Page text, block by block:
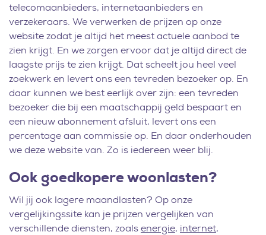
telecomaanbieders, internetaanbieders en
verzekeraars. We verwerken de prijzen op onze
website zodat je altijd het meest actuele aanbod te
zien krijgt. En we zorgen ervoor dat je altijd direct de
laagste prijs te zien krijgt. Dat scheelt jou heel veel
zoekwerk en levert ons een tevreden bezoeker op. En
daar kunnen we best eerlijk over zijn: een tevreden
bezoeker die bij een maatschappij geld bespaart en
een nieuw abonnement afsluit, levert ons een
percentage aan commissie op. En daar onderhouden
we deze website van. Zo is iedereen weer blij.
Ook goedkopere woonlasten?
Wil jij ook lagere maandlasten? Op onze
vergelijkingssite kan je prijzen vergelijken van
verschillende diensten, zoalsenergie, internet,